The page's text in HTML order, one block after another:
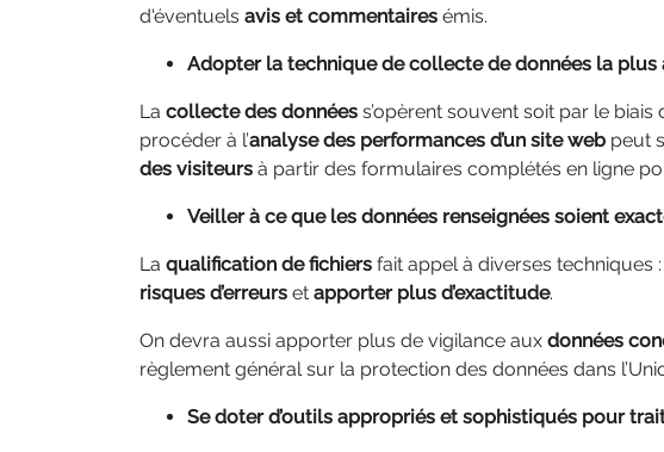
d'éventuels avis et commentaires émis.
Adopter la technique de collecte de données la plus
La collecte des données s’opèrent souvent soit par le biais
procéder à l’analyse des performances d’un site web peut
des visiteurs à partir des formulaires complétés en ligne
Veiller à ce que les données renseignées soient
La qualification de fichiers fait appel à diverses techniques
risques d’erreurs et apporter plus d’exactitude.
On devra aussi apporter plus de vigilance aux données
règlement général sur la protection des données dans
Se doter d’outils appropriés et sophistiqués pour